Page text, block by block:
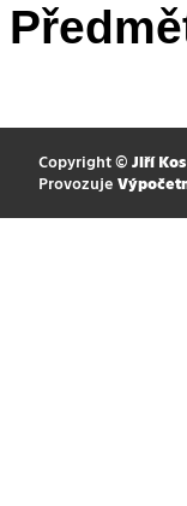
Copyright © Jiří
Provozuje